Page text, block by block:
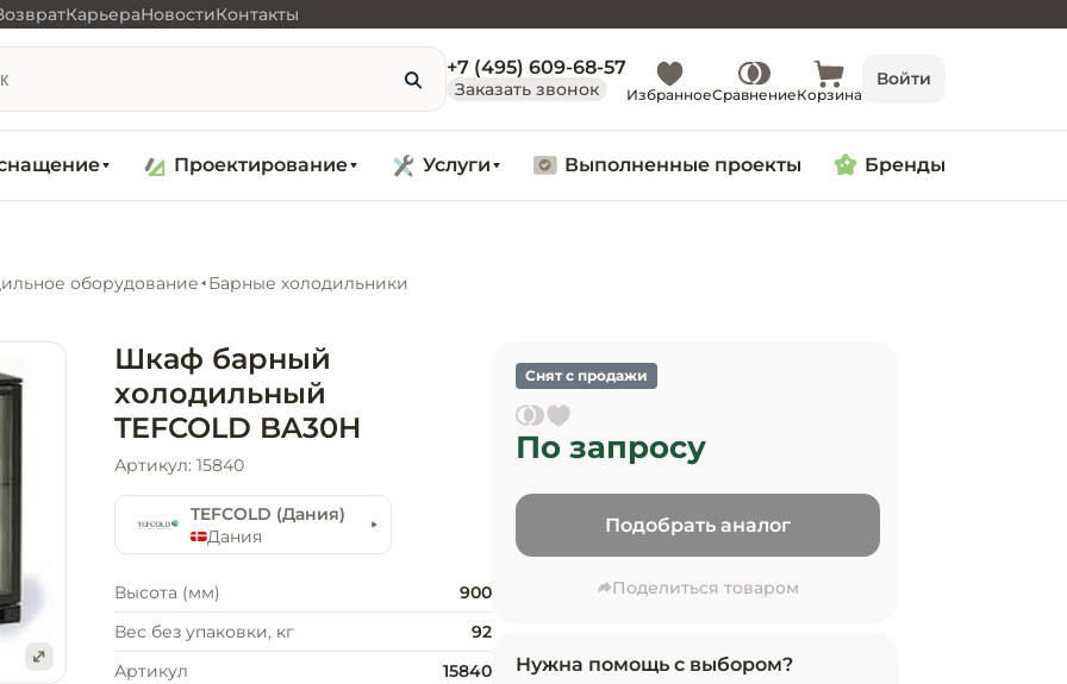
КарьераНовостиКонтакты
+7 (495) 609-68-57
Заказать звонок ИзбранноеСравнениеКорзина
Войти
Проектирование Услуги Выполненные проекты Бренды
оборудование Барные холодильники
Шкаф барный
холодильный
TEFCOLD BA30H
Артикул: 15840
TEFCOLD (Дания)
Дания
Высота (мм)
900
Вес без упаковки, кг
92
Артикул
15840
По запросу
Снят с продажи
Подобрать аналог
Поделиться товаром
Нужна помощь с выбором?